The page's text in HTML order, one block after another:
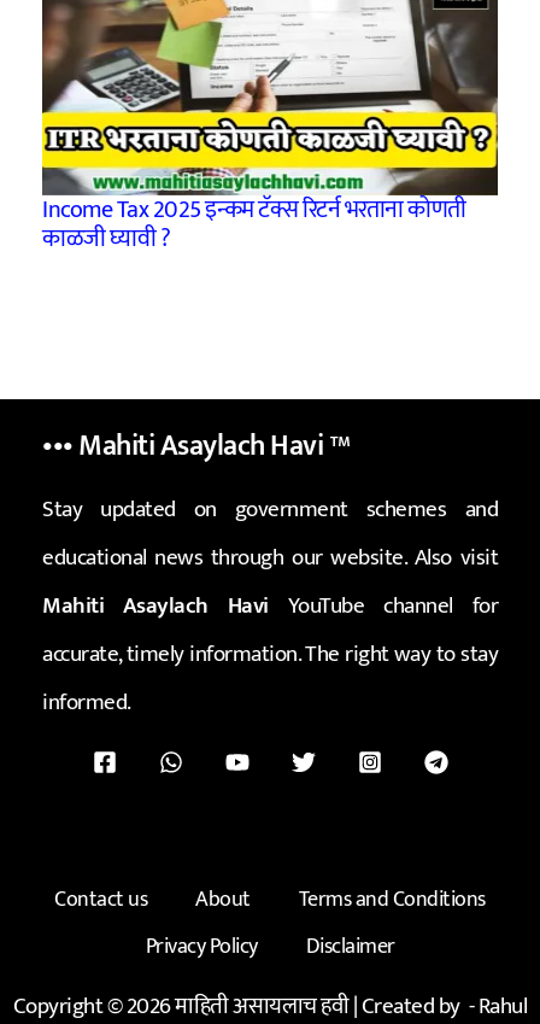
Income Tax 2025 इन्कम टॅक्स रिटर्न भरताना कोणती
काळजी घ्यावी ?
••• Mahiti Asaylach Havi™
Stay updated on government schemes and
educational news through our website. Also visit
Mahiti Asaylach Havi YouTube channel for
accurate, timely information. The right way to stay
informed.
Contact us About
Terms and Conditions
Privacy Policy
Disclaimer
Copyright © 2026 माहिती असायलाच हवी | Created by -Rahul